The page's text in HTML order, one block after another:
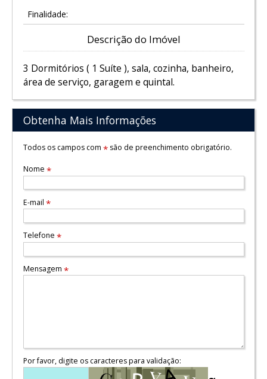
Finalidade:
Descrição do Imóvel
3 Dormitórios ( 1 Suíte ), sala, cozinha, banheiro,
área de serviço, garagem e quintal.
Obtenha Mais Informações
Todos os campos com *são de preenchimento obrigatório.
Nome *
E-mail *
Telefone *
Mensagem *
Por favor, digite os caracteres para validação: